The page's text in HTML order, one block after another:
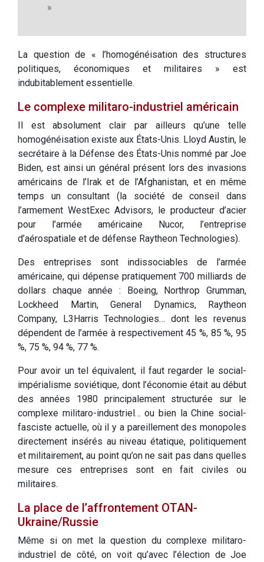
»
La question de « l’homogénéisation des structures
politiques, économiques et militaires » est
indubitablement essentielle.
Le complexe militaro-industriel américain
Il est absolument clair par ailleurs qu’une telle
homogénéisation existe aux États-Unis. Lloyd Austin, le
secrétaire à la Défense des États-Unis nommé par Joe
Biden, est ainsi un général présent lors des invasions
américains de l’Irak et de l’Afghanistan, et en même
temps un consultant (la société de conseil dans
l’armement WestExec Advisors, le producteur d’acier
pour l’armée américaine Nucor, l’entreprise
d’aérospatiale et de défense Raytheon Technologies).
Des entreprises sont indissociables de l’armée
américaine, qui dépense pratiquement 700 milliards de
dollars chaque année : Boeing, Northrop Grumman,
Lockheed Martin, General Dynamics, Raytheon
Company, L3Harris Technologies… dont les revenus
dépendent de l’armée à respectivement 45 %, 85 %, 95
%, 75 %, 94 %, 77 %.
Pour avoir un tel équivalent, il faut regarder le social-
impérialisme soviétique, dont l’économie était au début
des années 1980 principalement structurée sur le
complexe militaro-industriel… ou bien la Chine social-
fasciste actuelle, où il y a pareillement des monopoles
directement insérés au niveau étatique, politiquement
et militairement, au point qu’on ne sait pas dans quelles
mesure ces entreprises sont en fait civiles ou
militaires.
La place de l’affrontement OTAN-
Ukraine/Russie
Même si on met la question du complexe militaro-
industriel de côté, on voit qu’avec l’élection de Joe